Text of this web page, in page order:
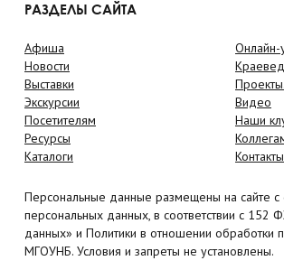
РАЗДЕЛЫ САЙТА
Афиша
Новости
Выставки
Экскурсии
Посетителям
Ресурсы
Каталоги
Онлайн-
Видео
Наши
Контакты
Персональные данные размещены на сайте с
персональных данных, в соответствии с 152
данных» и Политики в отношении обработки
МГОУНБ. Условия и запреты не установлены.